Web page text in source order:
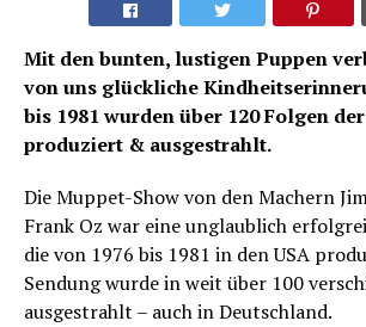
Mit den bunten, lustigen Puppen
von uns glückliche
bis 1981 wurden über 120 Folgen
produziert & ausgestrahlt.
Die Muppet-Show von den Machern
Frank Oz war eine unglaublich
die von 1976 bis 1981 in den USA
Sendung wurde in weit über 100
ausgestrahlt – auch in Deutschland.